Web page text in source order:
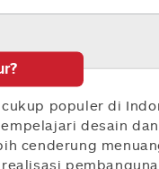
populer di
desain dan
cenderung